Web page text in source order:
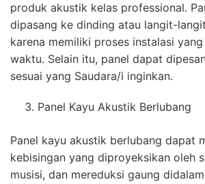
produk akustik kelas professional.
dipasang ke dinding atau langit-
karena memiliki proses instalasi
waktu. Selain itu, panel dapat
sesuai yang Saudara/i inginkan.
Panel Kayu Akustik Berlubang
Panel kayu akustik berlubang dapat
kebisingan yang diproyeksikan oleh
musisi, dan mereduksi gaung